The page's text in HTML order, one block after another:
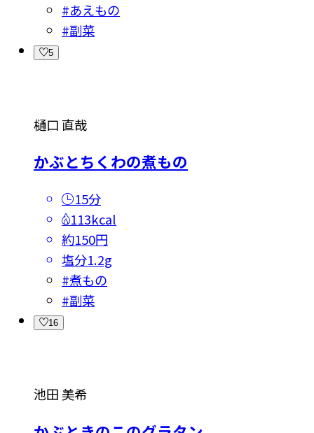
#あえもの
#副菜
5
樋口 直哉
かぶとちくわの煮もの
15分
113kcal
約150円
塩分1.2g
#煮もの
#副菜
16
池田 美希